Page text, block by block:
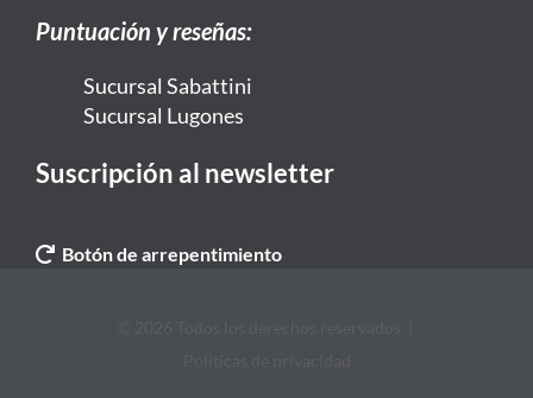
Puntuación y reseñas:
Sucursal Sabattini
Sucursal Lugones
Suscripción al newsletter
Botón de arrepentimiento